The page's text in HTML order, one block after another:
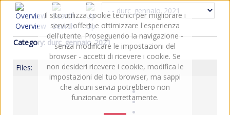
Il sito utilizza cookie tecnici per migliorare i
servizi offerti e ottimizzare l'esperienza
dell'utente. Proseguendo la navigazione -
senza modificare le impostazioni del
browser - accetti di ricevere i cookie. Se
non desideri ricevere i cookie, modifica le
impostazioni del tuo browser, ma sappi
che alcuni servizi potrebbero non
funzionare correttamente.
Overview Search
Up
Category: durc_gennaio_2021
Files: